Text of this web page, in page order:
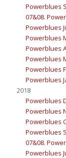
Powerblues
07&08.
Powerblues
Powerblues
Powerblues
Powerblues
Powerblues
Powerblues
2018
Powerblues
Powerblues
Powerblues
Powerblues
07&08.
Powerblues